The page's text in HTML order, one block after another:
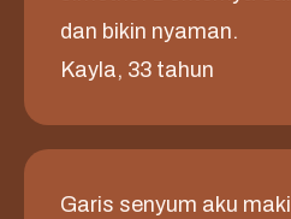
dan bikin nyaman.
Kayla, 33 tahun
Garis senyum aku